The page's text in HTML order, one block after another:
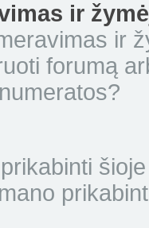
ir
ir
forumą